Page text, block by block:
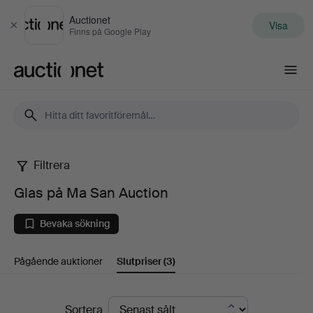
Stäng
Auctionet
Finns på Google Play Visa
Glas
på
Ma
San
Filtrera
Glas på Ma San Auction
Bevaka sökning
Pågående auktioner Slutpriser(3)
SlutpriserSortera